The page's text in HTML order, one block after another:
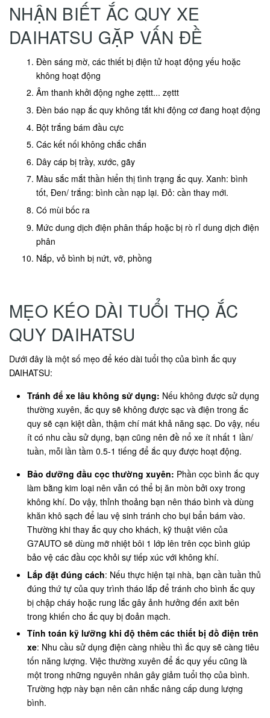
NHẬN BIẾT ẮC QUY XE
DAIHATSU GẶP VẤN ĐỀ
Đèn sáng mờ, các thiết bị điện tử hoạt động yếu hoặc
không hoạt động
Âm thanh khởi động nghe zẹttt... zẹttt
Đèn báo nạp ắc quy không tắt khi động cơ đang hoạt động
Bột trắng bám đầu cực
Các kết nối không chắc chắn
Dây cáp bị trầy, xước, gãy
Màu sắc mắt thần hiển thị tình trạng ắc quy. Xanh: bình
tốt, Đen/ trắng: bình cần nạp lại. Đỏ: cần thay mới.
Có mùi bốc ra
Mức dung dịch điện phân thấp hoặc bị rò rỉ dung dịch điện
phân
Nắp, vỏ bình bị nứt, vỡ, phồng
MẸO KÉO DÀI TUỔI THỌ ẮC
QUY DAIHATSU
Dưới đây là một số mẹo để kéo dài tuổi thọ của bình ắc quy
DAIHATSU:
Tránh để xe lâu không sử dụng: Nếu không được sử dụng
thường xuyên, ắc quy sẽ không được sạc và điện trong ắc
quy sẽ cạn kiệt dần, thậm chí mát khả năng sạc. Do vậy, nếu
ít có nhu cầu sử dụng, bạn cũng nên đề nổ xe ít nhất 1 lần/
tuần, mỗi lần tầm 0.5-1 tiếng để ắc quy được hoạt động.
Bảo dưỡng đầu cọc thường xuyên: Phần cọc bình ắc quy
làm bằng kim loại nên vẫn có thể bị ăn mòn bởi oxy trong
không khí. Do vậy, thỉnh thoảng bạn nên tháo bình và dùng
khăn khô sạch để lau vệ sinh tránh cho bụi bẩn bám vào.
Thường khi thay ắc quy cho khách, kỹ thuật viên của
G7AUTO sẽ dùng mỡ nhiệt bôi 1 lớp lên trên cọc bình giúp
bảo vệ các đầu cọc khỏi sự tiếp xúc với không khí.
Lắp đặt đúng cách: Nếu thực hiện tại nhà, bạn cần tuần thủ
đúng thứ tự của quy trình tháo lắp để tránh cho bình ắc quy
bị chập cháy hoặc rung lắc gây ảnh hưởng đến axit bên
trong khiến cho ắc quy bị đoản mạch.
Tính toán kỹ lưỡng khi độ thêm các thiết bị đồ điện trên
xe: Nhu cầu sử dụng điện càng nhiều thì ắc quy sẽ càng tiêu
tốn năng lượng. Việc thường xuyên để ắc quy yếu cũng là
một trong những nguyên nhân gây giảm tuổi thọ của bình.
Trường hợp này bạn nên cân nhắc nâng cấp dung lượng
bình.